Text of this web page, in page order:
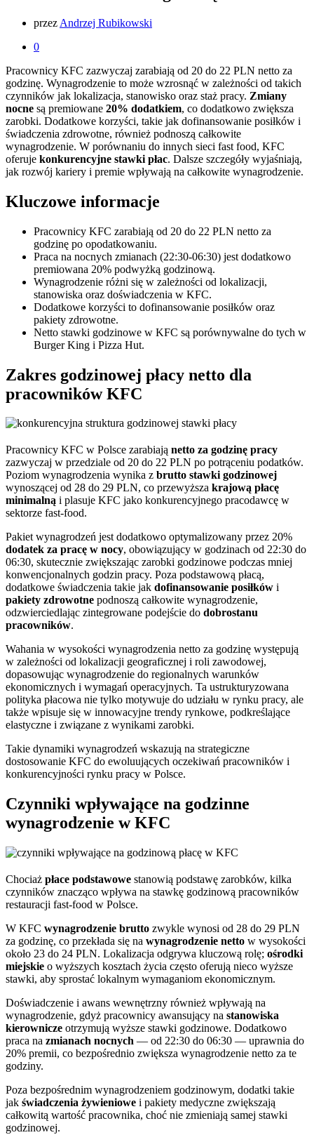
przez Andrzej Rubikowski
0
Pracownicy KFC zazwyczaj zarabiają od 20 do 22 PLN netto za
godzinę. Wynagrodzenie to może wzrosnąć w zależności od takich
czynników jak lokalizacja, stanowisko oraz staż pracy. Zmiany
nocne są premiowane 20% dodatkiem, co dodatkowo zwiększa
zarobki. Dodatkowe korzyści, takie jak dofinansowanie posiłków i
świadczenia zdrowotne, również podnoszą całkowite
wynagrodzenie. W porównaniu do innych sieci fast food, KFC
oferuje konkurencyjne stawki płac. Dalsze szczegóły wyjaśniają,
jak rozwój kariery i premie wpływają na całkowite wynagrodzenie.
Kluczowe informacje
Pracownicy KFC zarabiają od 20 do 22 PLN netto za
godzinę po opodatkowaniu.
Praca na nocnych zmianach (22:30-06:30) jest dodatkowo
premiowana 20% podwyżką godzinową.
Wynagrodzenie różni się w zależności od lokalizacji,
stanowiska oraz doświadczenia w KFC.
Dodatkowe korzyści to dofinansowanie posiłków oraz
pakiety zdrowotne.
Netto stawki godzinowe w KFC są porównywalne do tych w
Burger King i Pizza Hut.
Zakres godzinowej płacy netto dla
pracowników KFC
Pracownicy KFC w Polsce zarabiają netto za godzinę pracy
zazwyczaj w przedziale od 20 do 22 PLN po potrąceniu podatków.
Poziom wynagrodzenia wynika z brutto stawki godzinowej
wynoszącej od 28 do 29 PLN, co przewyższa krajową płacę
minimalną i plasuje KFC jako konkurencyjnego pracodawcę w
sektorze fast-food.
Pakiet wynagrodzeń jest dodatkowo optymalizowany przez 20%
dodatek za pracę w nocy, obowiązujący w godzinach od 22:30 do
06:30, skutecznie zwiększając zarobki godzinowe podczas mniej
konwencjonalnych godzin pracy. Poza podstawową płacą,
dodatkowe świadczenia takie jak dofinansowanie posiłków i
pakiety zdrowotne podnoszą całkowite wynagrodzenie,
odzwierciedlając zintegrowane podejście do dobrostanu
pracowników.
Wahania w wysokości wynagrodzenia netto za godzinę występują
w zależności od lokalizacji geograficznej i roli zawodowej,
dopasowując wynagrodzenie do regionalnych warunków
ekonomicznych i wymagań operacyjnych. Ta ustrukturyzowana
polityka płacowa nie tylko motywuje do udziału w rynku pracy, ale
także wpisuje się w innowacyjne trendy rynkowe, podkreślające
elastyczne i związane z wynikami zarobki.
Takie dynamiki wynagrodzeń wskazują na strategiczne
dostosowanie KFC do ewoluujących oczekiwań pracowników i
konkurencyjności rynku pracy w Polsce.
Czynniki wpływające na godzinne
wynagrodzenie w KFC
Chociaż płace podstawowe stanowią podstawę zarobków, kilka
czynników znacząco wpływa na stawkę godzinową pracowników
restauracji fast-food w Polsce.
W KFC wynagrodzenie brutto zwykle wynosi od 28 do 29 PLN
za godzinę, co przekłada się na wynagrodzenie netto w wysokości
około 23 do 24 PLN. Lokalizacja odgrywa kluczową rolę; ośrodki
miejskie o wyższych kosztach życia często oferują nieco wyższe
stawki, aby sprostać lokalnym wymaganiom ekonomicznym.
Doświadczenie i awans wewnętrzny również wpływają na
wynagrodzenie, gdyż pracownicy awansujący na stanowiska
kierownicze otrzymują wyższe stawki godzinowe. Dodatkowo
praca na zmianach nocnych — od 22:30 do 06:30 — uprawnia do
20% premii, co bezpośrednio zwiększa wynagrodzenie netto za te
godziny.
Poza bezpośrednim wynagrodzeniem godzinowym, dodatki takie
jak świadczenia żywieniowe i pakiety medyczne zwiększają
całkowitą wartość pracownika, choć nie zmieniają samej stawki
godzinowej.